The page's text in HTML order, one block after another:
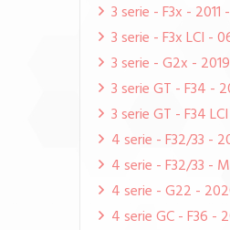
3 serie - F3x - 2011
3 serie - F3x LCI -
3 serie - G2x -
3 serie GT - F34 -
3 serie GT - F34
4 serie - F32/33 -
4 serie - F32/33 -
4 serie - G22 -
4 serie GC - F36 -